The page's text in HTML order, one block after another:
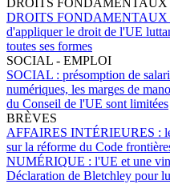
DROITS FONDAMENTAUX
DROITS FONDAMENTAUX
d'appliquer le droit de l'UE
toutes ses formes
SOCIAL - EMPLOI
SOCIAL : présomption de
numériques, les marges de
du Conseil de l'UE sont limitées
BRÈVES
AFFAIRES INTÉRIEURES :
sur la réforme du Code
NUMÉRIQUE : l'UE et une
Déclaration de Bletchley pour